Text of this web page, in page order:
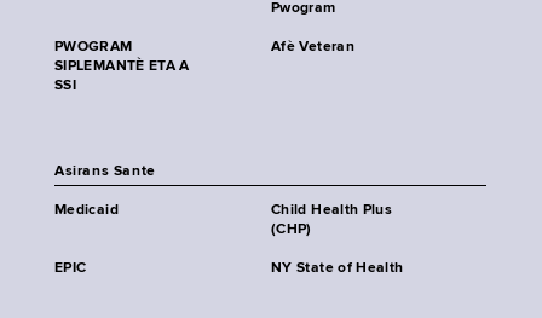
Pwogram
PWOGRAM
SIPLEMANTÈ ETA A
SSI
Afè Veteran
Asirans Sante
Medicaid
Child Health Plus
(CHP)
EPIC NY State of Health